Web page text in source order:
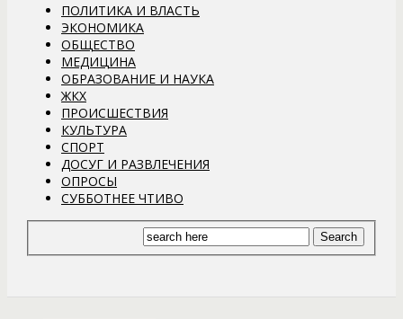
ПОЛИТИКА И ВЛАСТЬ
ЭКОНОМИКА
ОБЩЕСТВО
МЕДИЦИНА
ОБРАЗОВАНИЕ И НАУКА
ЖКХ
ПРОИСШЕСТВИЯ
КУЛЬТУРА
СПОРТ
ДОСУГ И РАЗВЛЕЧЕНИЯ
ОПРОСЫ
СУББОТНЕЕ ЧТИВО